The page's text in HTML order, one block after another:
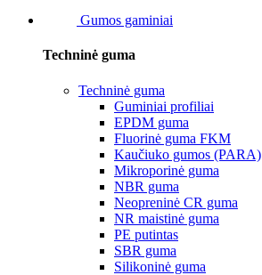
Gumos gaminiai
Techninė guma
Techninė guma
Guminiai profiliai
EPDM guma
Fluorinė guma FKM
Kaučiuko gumos (PARA)
Mikroporinė guma
NBR guma
Neopreninė CR guma
NR maistinė guma
PE putintas
SBR guma
Silikoninė guma